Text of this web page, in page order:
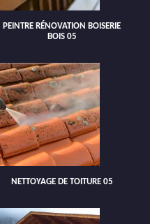
PEINTRE RÉNOVATION BOISERIE
BOIS 05
NETTOYAGE DE TOITURE 05